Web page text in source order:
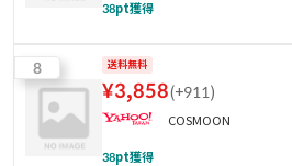
38pt獲得
8 送料無料
¥3,858(+911)
COSMOON
38pt獲得